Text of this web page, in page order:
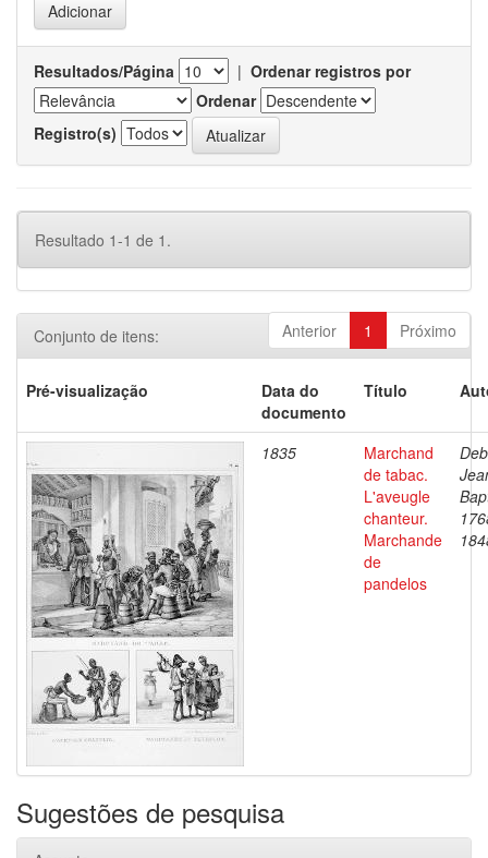
Resultados/Página | Ordenar registros por
Ordenar
Registro(s)
Resultado 1-1 de 1.
Anterior 1 Próximo
Conjunto de itens:
Pré-visualização
Data do
documento
Título
1835
Marchand
de tabac.
L'aveugle
chanteur.
Marchande
de
pandelos
Sugestões de pesquisa